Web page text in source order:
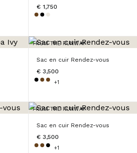
€ 1,750
FROM THE RUNWAY
Sac en cuir Rendez-vous
€ 3,500
+1
FROM THE RUNWAY
Sac en cuir Rendez-vous
€ 3,500
+1